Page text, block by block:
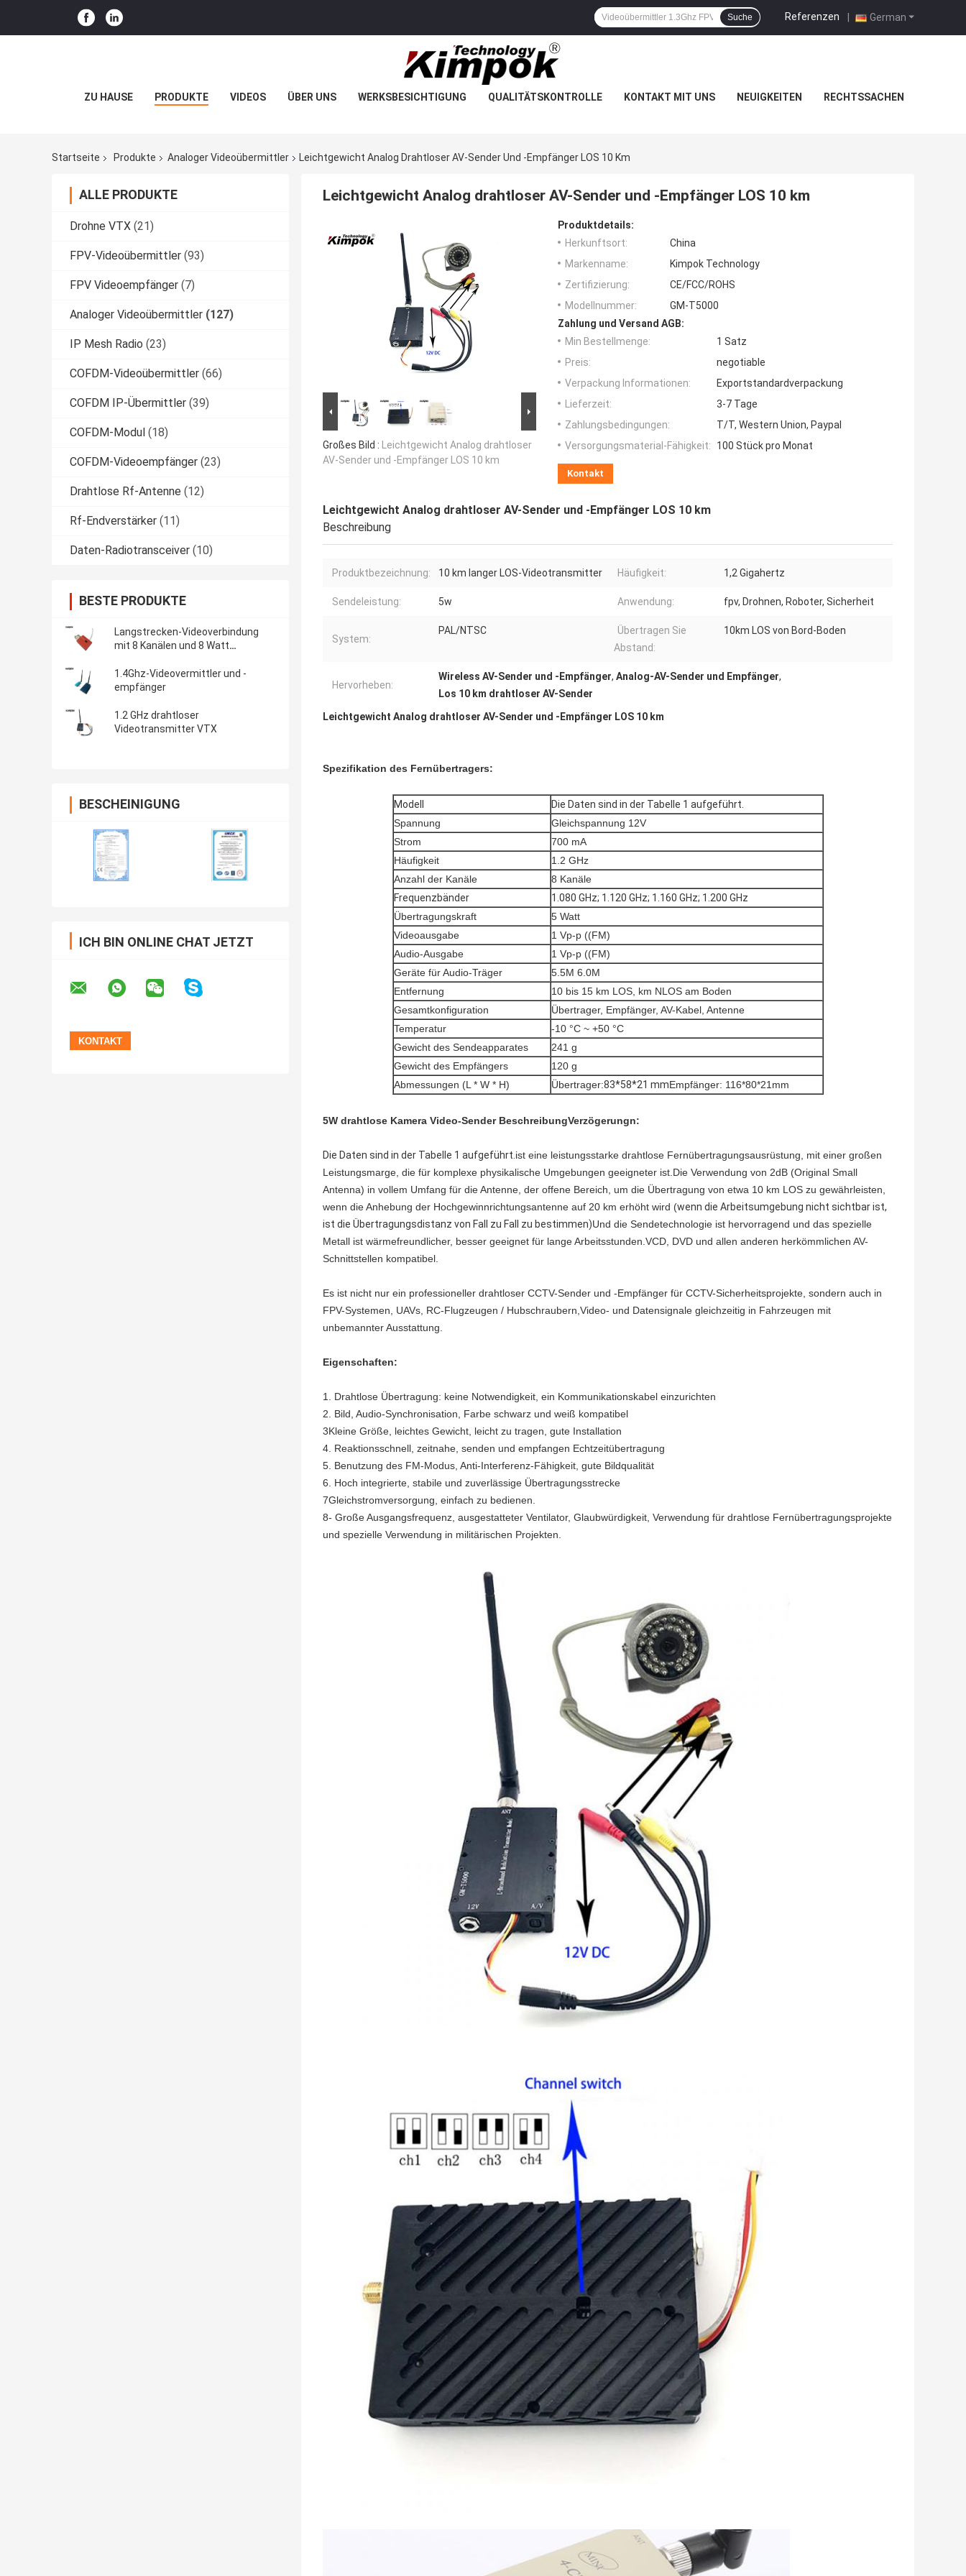
German
Referenzen |
Suche
ZU HAUSE PRODUKTE VIDEOS ÜBER UNS WERKSBESICHTIGUNG QUALITÄTSKONTROLLE KONTAKT MIT UNS NEUIGKEITEN RECHTSSACHEN
Startseite Produkte Analoger Videoübermittler Leichtgewicht Analog Drahtloser AV-Sender Und -Empfänger LOS 10 Km
ALLE PRODUKTE
Drohne VTX (21)
FPV-Videoübermittler (93)
FPV Videoempfänger (7)
Analoger Videoübermittler (127)
IP Mesh Radio (23)
COFDM-Videoübermittler (66)
COFDM IP-Übermittler (39)
COFDM-Modul (18)
COFDM-Videoempfänger (23)
Drahtlose Rf-Antenne (12)
Rf-Endverstärker (11)
Daten-Radiotransceiver (10)
BESTE PRODUKTE
Langstrecken-Videoverbindung
mit 8 Kanälen und 8 Watt
1.4Ghz-Videovermittler und -
empfänger
1.2 GHz drahtloser
Videotransmitter VTX
BESCHEINIGUNG
ICH BIN ONLINE CHAT JETZT
Leichtgewicht Analog drahtloser AV-Sender und -Empfänger LOS 10 km
Großes Bild : Leichtgewicht Analog drahtloser
AV-Sender und -Empfänger LOS 10 km
Produktdetails:
Herkunftsort:
China
Markenname:
Kimpok Technology
Zertifizierung:
CE/FCC/ROHS
Modellnummer:
GM-T5000
Zahlung und Versand AGB:
Min Bestellmenge:
1 Satz
Preis:
negotiable
Verpackung Informationen:
Exportstandardverpackung
Lieferzeit:
3-7 Tage
Zahlungsbedingungen:
T/T, Western Union, Paypal
Versorgungsmaterial-Fähigkeit:
100 Stück pro Monat
Kontakt
Leichtgewicht Analog drahtloser AV-Sender und -Empfänger LOS 10 km
Beschreibung
Produktbezeichnung: 10 km langer LOS-Videotransmitter Häufigkeit: 1,2 Gigahertz
Sendeleistung: 5w Anwendung: fpv, Drohnen, Roboter, Sicherheit
System:
PAL/NTSC
Übertragen Sie
Abstand:
10km LOS von Bord-Boden
Hervorheben:
Wireless AV-Sender und -Empfänger, Analog-AV-Sender und Empfänger,
Los 10 km drahtloser AV-Sender
Leichtgewicht Analog drahtloser AV-Sender und -Empfänger LOS 10 km
Spezifikation des Fernübertragers:
Modell
Die Daten sind in der Tabelle 1 aufgeführt.
Spannung
Gleichspannung 12V
Strom
700 mA
Häufigkeit
1.2 GHz
Anzahl der Kanäle
8 Kanäle
Frequenzbänder
1.080 GHz; 1.120 GHz; 1.160 GHz; 1.200 GHz
Übertragungskraft
5 Watt
Videoausgabe
1 Vp-p ((FM)
Audio-Ausgabe
1 Vp-p ((FM)
Geräte für Audio-Träger
5.5M 6.0M
Entfernung
10 bis 15 km LOS, km NLOS am Boden
Gesamtkonfiguration
Übertrager, Empfänger, AV-Kabel, Antenne
Temperatur
-10 °C ~ +50 °C
Gewicht des Sendeapparates
241 g
Gewicht des Empfängers
120 g
Abmessungen (L * W * H)
Übertrager:83*58*21 mmEmpfänger: 116*80*21mm
5W drahtlose Kamera Video-Sender BeschreibungVerzögerungn:
Die Daten sind in der Tabelle 1 aufgeführt.ist eine leistungsstarke drahtlose Fernübertragungsausrüstung, mit einer großen
Leistungsmarge, die für komplexe physikalische Umgebungen geeigneter ist.Die Verwendung von 2dB (Original Small
Antenna) in vollem Umfang für die Antenne, der offene Bereich, um die Übertragung von etwa 10 km LOS zu gewährleisten,
wenn die Anhebung der Hochgewinnrichtungsantenne auf 20 km erhöht wird (wenn die Arbeitsumgebung nicht sichtbar ist,
ist die Übertragungsdistanz von Fall zu Fall zu bestimmen)Und die Sendetechnologie ist hervorragend und das spezielle
Metall ist wärmefreundlicher, besser geeignet für lange Arbeitsstunden.VCD, DVD und allen anderen herkömmlichen AV-
Schnittstellen kompatibel.
Es ist nicht nur ein professioneller drahtloser CCTV-Sender und -Empfänger für CCTV-Sicherheitsprojekte, sondern auch in
FPV-Systemen, UAVs, RC-Flugzeugen / Hubschraubern,Video- und Datensignale gleichzeitig in Fahrzeugen mit
unbemannter Ausstattung.
Eigenschaften:
1. Drahtlose Übertragung: keine Notwendigkeit, ein Kommunikationskabel einzurichten
2. Bild, Audio-Synchronisation, Farbe schwarz und weiß kompatibel
3Kleine Größe, leichtes Gewicht, leicht zu tragen, gute Installation
4. Reaktionsschnell, zeitnahe, senden und empfangen Echtzeitübertragung
5. Benutzung des FM-Modus, Anti-Interferenz-Fähigkeit, gute Bildqualität
6. Hoch integrierte, stabile und zuverlässige Übertragungsstrecke
7Gleichstromversorgung, einfach zu bedienen.
8- Große Ausgangsfrequenz, ausgestatteter Ventilator, Glaubwürdigkeit, Verwendung für drahtlose Fernübertragungsprojekte
und spezielle Verwendung in militärischen Projekten.